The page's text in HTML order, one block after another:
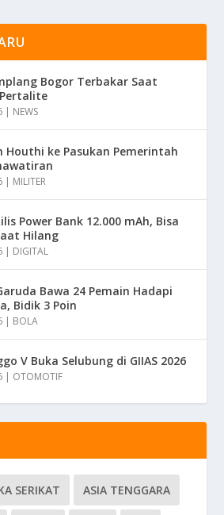
Bogor Terbakar Saat
| NEWS
Houthi ke Pasukan Pemerintah
| MILITER
Power Bank 12.000 mAh, Bisa
Hilang
| DIGITAL
Bawa 24 Pemain Hadapi
Bidik 3 Poin
| BOLA
V Buka Selubung di GIIAS 2026
| OTOMOTIF
SERIKAT ASIA TENGGARA